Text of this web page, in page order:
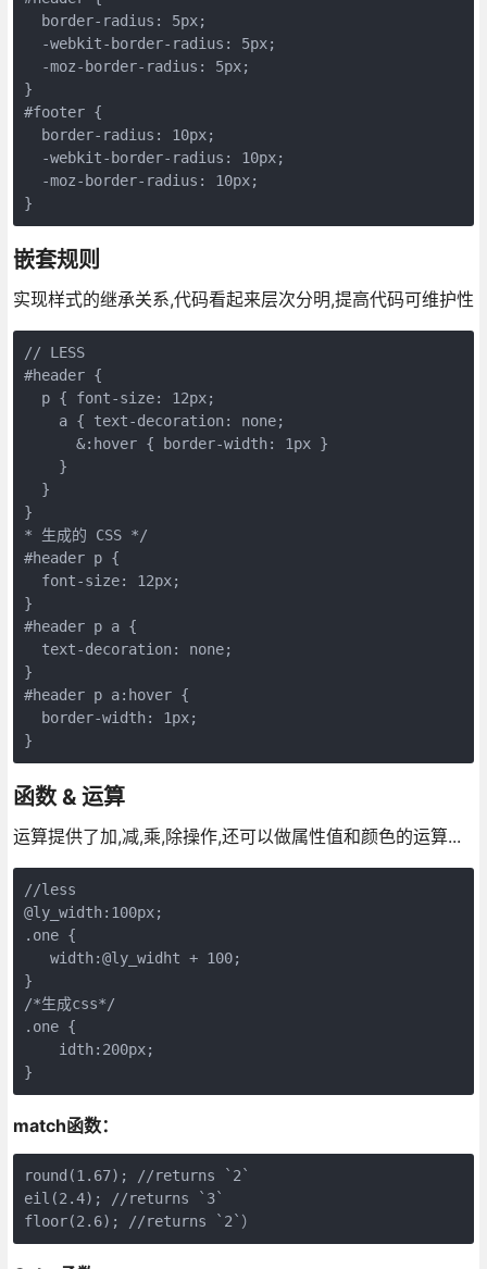
  border-radius: 5px;
  -webkit-border-radius: 5px;
  -moz-border-radius: 5px;
}
#footer {
  border-radius: 10px;
  -webkit-border-radius: 10px;
  -moz-border-radius: 10px;
}
嵌套规则
实现样式的继承关系,代码看起来层次分明,提高代码可维护性
// LESS
#header {
  p { font-size: 12px;
    a { text-decoration: none;
      &:hover { border-width: 1px }
    }
  }
}
* 生成的 CSS */
#header p {
  font-size: 12px;
}
#header p a {
  text-decoration: none;
}
#header p a:hover {
  border-width: 1px;
}
函数 & 运算
运算提供了加,减,乘,除操作,还可以做属性值和颜色的运算...
//less
@ly_width:100px;
.one {
   width:@ly_widht + 100;
}
/*生成css*/
.one {
    idth:200px;
}
match函数：
round(1.67); //returns `2`
eil(2.4); //returns `3`
floor(2.6); //returns `2`）